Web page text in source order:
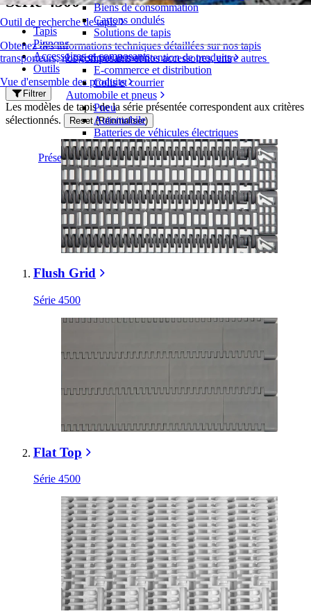
Outil de recherche de tapis
Obtenez des informations techniques détaillées sur nos tapis
transporteurs, nos composants et nos accessoires, entre autres
Vue d'ensemble des produits
Biens de consommation
Cartons ondulés
Solutions de tapis
Logistique et manutention de produits
E-commerce et distribution
Colis et courrier
Automobile et pneus
Pneu
Automobile
Batteries de véhicules électriques
Industriel
Présentation des industries
Tapis
Pignons
Accessoires et composants
Outils
Filtrer
Les modèles de tapis de la série présentée correspondent aux critères
sélectionnés.
Reset (Réinitialiser)
Flush Grid
Série 4500
Flat Top
Série 4500